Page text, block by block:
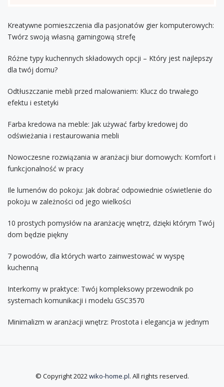
Kreatywne pomieszczenia dla pasjonatów gier komputerowych:
Twórz swoją własną gamingową strefę
Różne typy kuchennych składowych opcji – Który jest najlepszy
dla twój domu?
Odtłuszczanie mebli przed malowaniem: Klucz do trwałego
efektu i estetyki
Farba kredowa na meble: Jak używać farby kredowej do
odświeżania i restaurowania mebli
Nowoczesne rozwiązania w aranżacji biur domowych: Komfort i
funkcjonalność w pracy
Ile lumenów do pokoju: Jak dobrać odpowiednie oświetlenie do
pokoju w zależności od jego wielkości
10 prostych pomysłów na aranżację wnętrz, dzięki którym Twój
dom będzie piękny
7 powodów, dla których warto zainwestować w wyspę
kuchenną
Interkomy w praktyce: Twój kompleksowy przewodnik po
systemach komunikacji i modelu GSC3570
Minimalizm w aranżacji wnętrz: Prostota i elegancja w jednym
© Copyright 2022wiko-home.pl. All rights reserved.